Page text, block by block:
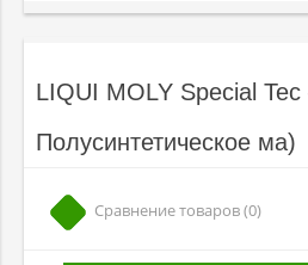
LIQUI MOLY Special
Полусинтетическое ма)
Сравнение товаров (0)